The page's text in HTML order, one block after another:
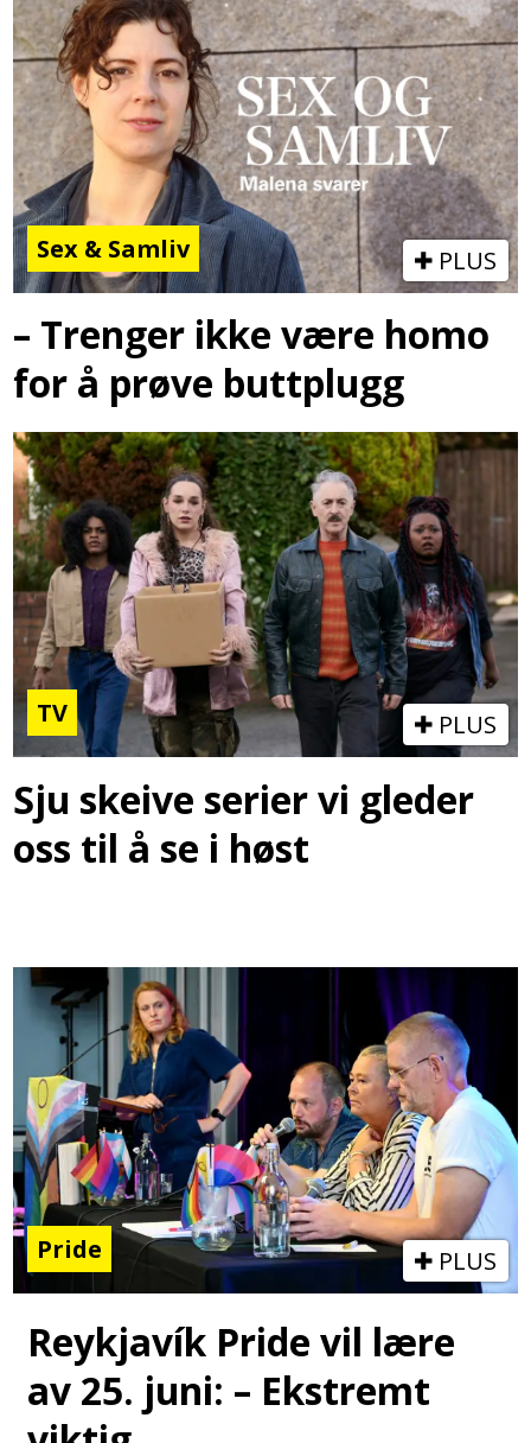
Sex & Samliv PLUS
– Trenger ikke være homo
for å prøve buttplugg
TV PLUS
Sju skeive serier vi gleder
oss til å se i høst
Pride PLUS
Reykjavík Pride vil lære
av 25. juni: – Ekstremt